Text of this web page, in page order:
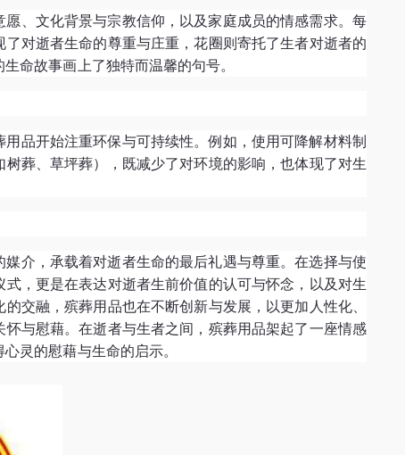
、文化背景与宗教信仰，以及家庭成员的情感需求。每
对逝者生命的尊重与庄重，花圈则寄托了生者对逝者的
命故事画上了独特而温馨的句号。
品开始注重环保与可持续性。例如，使用可降解材料制
葬、草坪葬），既减少了对环境的影响，也体现了对生
介，承载着对逝者生命的最后礼遇与尊重。在选择与使
，更是在表达对逝者生前价值的认可与怀念，以及对生
交融，殡葬用品也在不断创新与发展，以更加人性化、
与慰藉。在逝者与生者之间，殡葬用品架起了一座情感
灵的慰藉与生命的启示。